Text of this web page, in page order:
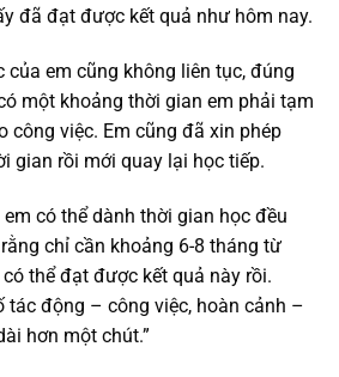
đã đạt được kết quả như hôm nay.
của em cũng không liên tục, đúng
một khoảng thời gian em phải tạm
công việc. Em cũng đã xin phép
gian rồi mới quay lại học tiếp.
có thể dành thời gian học đều
chỉ cần khoảng 6-8 tháng từ
có thể đạt được kết quả này rồi.
tác động – công việc, hoàn cảnh –
hơn một chút.”